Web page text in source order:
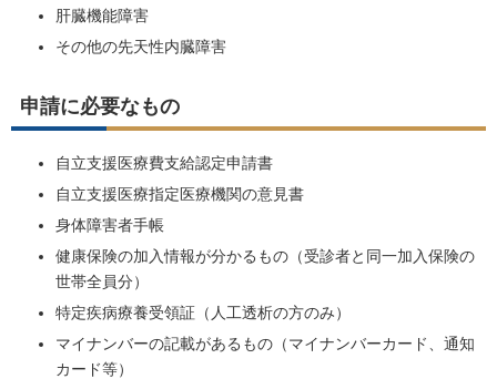
肝臓機能障害
その他の先天性内臓障害
申請に必要なもの
自立支援医療費支給認定申請書
自立支援医療指定医療機関の意見書
身体障害者手帳
健康保険の加入情報が分かるもの（受診者と同一加入保険の
世帯全員分）
特定疾病療養受領証（人工透析の方のみ）
マイナンバーの記載があるもの（マイナンバーカード、通知
カード等）